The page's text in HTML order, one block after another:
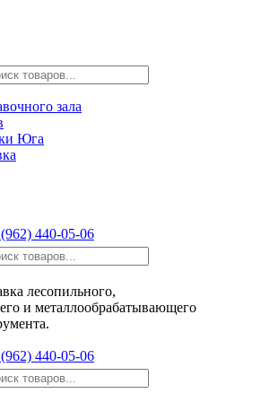
зала
Юга
440-05-06
лесопильного,
и металлообрабатывающего
440-05-06